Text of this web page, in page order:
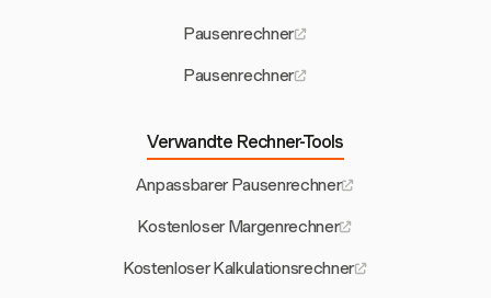
Pausenrechner
Pausenrechner
Verwandte Rechner-Tools
Anpassbarer Pausenrechner
Kostenloser Margenrechner
Kostenloser Kalkulationsrechner